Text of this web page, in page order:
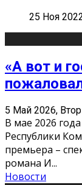
25 Ноя
«А вот и
5 Май 2026,
В мае 2026
Республики
премьера –
романа И...
Новости